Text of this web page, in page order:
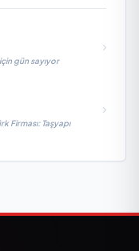
gün sayıyor
Firması: Taşyapı